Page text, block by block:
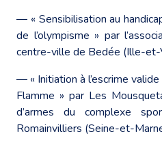
― « Sensibilisation au
de l’olympisme » par
centre-ville de Bedée (Ille-et-
― « Initiation à l’escrime
Flamme » par Les
d’armes du complexe
Romainvilliers (Seine-et-